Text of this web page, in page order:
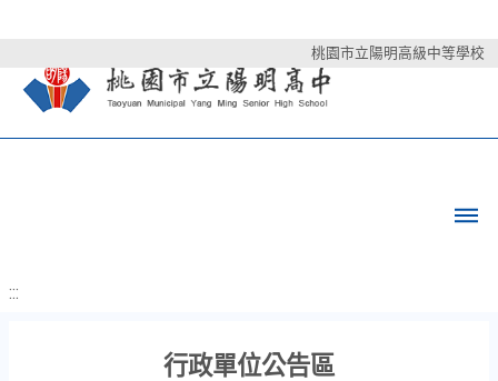
桃園市立陽明高級中等學校
:::
行政單位公告區